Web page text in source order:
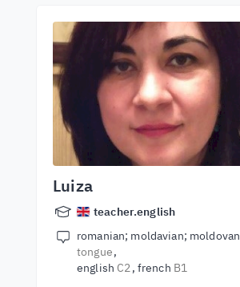
Luiza
teacher.english
romanian; moldavian; moldovan
tongue
english C2 french B1